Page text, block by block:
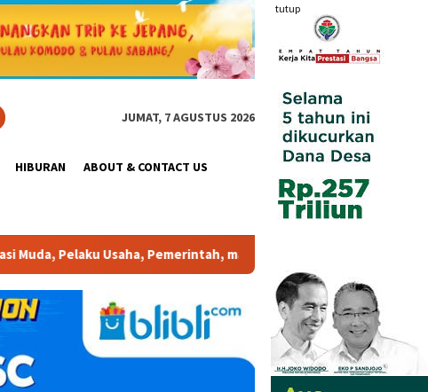
tutup
JUMAT, 7 AGUSTUS 2026
HIBURAN ABOUT & CONTACT US
Pemangku Kepentingan lainnya untuk bersama-sama